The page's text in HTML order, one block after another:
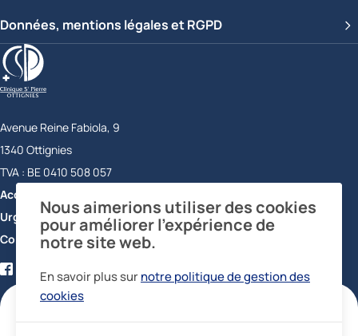
Données, mentions légales et RGPD
Clinique Saint-Pierre Ottignies
Avenue Reine Fabiola, 9
1340 Ottignies
Belgique
TVA : BE 0410 508 057
Accueil
Urgences
+32 10 43 73 56
Contact
FacebookTwitterYouTubeLinkedIn
certifications
Nous aimerions utiliser des cookies
pour améliorer l’expérience de
notre site web.
En savoir plus surnotre politique de gestion des
cookies